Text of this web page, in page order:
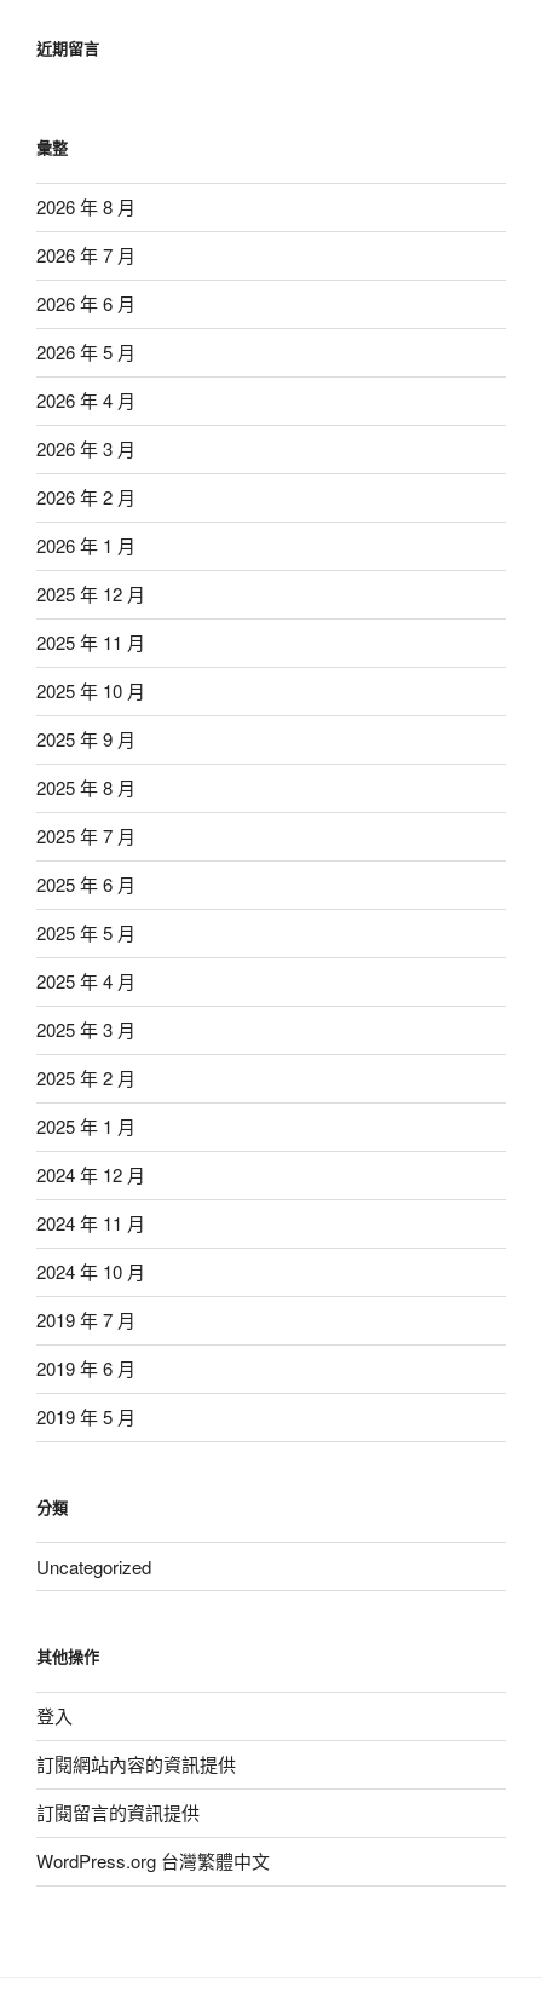
近期留言
彙整
2026 年 8 月
2026 年 7 月
2026 年 6 月
2026 年 5 月
2026 年 4 月
2026 年 3 月
2026 年 2 月
2026 年 1 月
2025 年 12 月
2025 年 11 月
2025 年 10 月
2025 年 9 月
2025 年 8 月
2025 年 7 月
2025 年 6 月
2025 年 5 月
2025 年 4 月
2025 年 3 月
2025 年 2 月
2025 年 1 月
2024 年 12 月
2024 年 11 月
2024 年 10 月
2019 年 7 月
2019 年 6 月
2019 年 5 月
分類
Uncategorized
其他操作
登入
訂閱網站內容的資訊提供
訂閱留言的資訊提供
WordPress.org 台灣繁體中文